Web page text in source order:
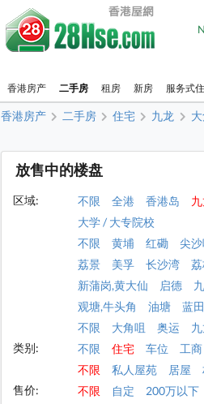
香港房产 二手房 租房 新房 服务式
香港房产 二手房 住宅 九龙
放售中的楼盘
区域: 不限 全港 香港岛
大学 / 大专院校
不限
黄埔 红磡 尖沙
荔景
美孚 长沙湾
新蒲岗,黄大仙
启德
观塘,牛头角
油塘
蓝田
不限
大角咀 奥运
类别:
不限 住宅 车位 工商
不限
私人屋苑 居屋
售价:
不限 自定 200万以下